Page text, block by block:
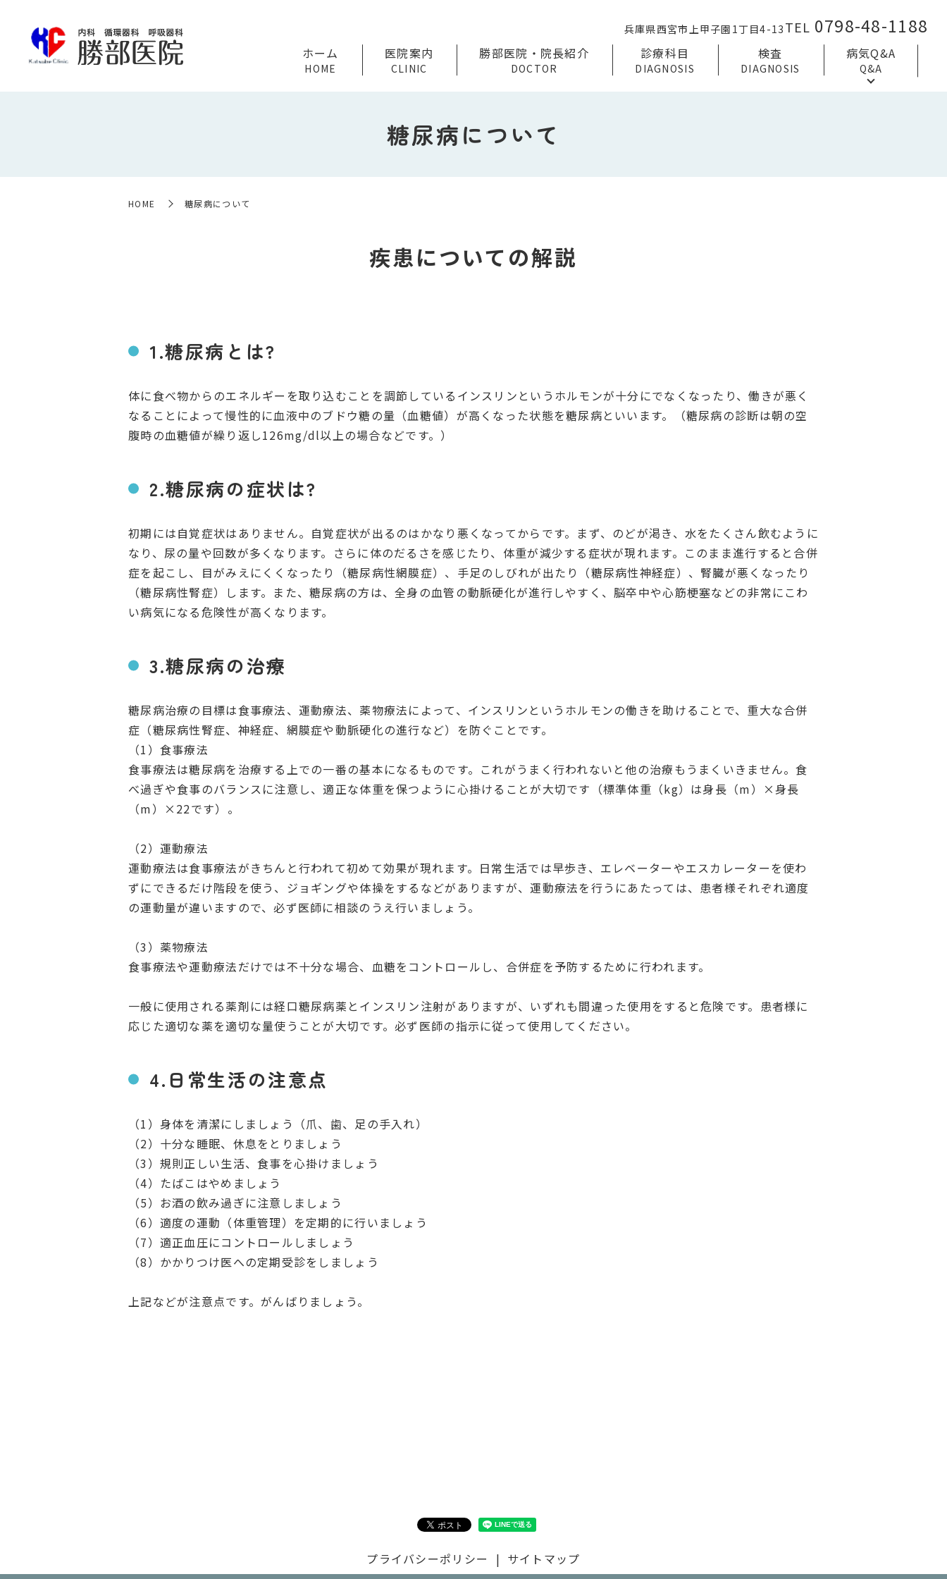
ホーム
HOME
医院案内
CLINIC
勝部医院・院長紹介
DOCTOR
診療科目
DIAGNOSIS
検査
DIAGNOSIS
病気Q&A
Q&A
兵庫県西宮市上甲子園1丁目4-13 TEL 0798-48-1188
糖尿病について
HOME 糖尿病について
疾患についての解説
1.糖尿病とは?
体に食べ物からのエネルギーを取り込むことを調節しているインスリンというホルモンが十分にでなくなったり、働きが悪く
なることによって慢性的に血液中のブドウ糖の量（血糖値）が高くなった状態を糖尿病といいます。（糖尿病の診断は朝の空
腹時の血糖値が繰り返し126mg/dl以上の場合などです。）
2.糖尿病の症状は?
初期には自覚症状はありません。自覚症状が出るのはかなり悪くなってからです。まず、のどが渇き、水をたくさん飲むように
なり、尿の量や回数が多くなります。さらに体のだるさを感じたり、体重が減少する症状が現れます。このまま進行すると合併
症を起こし、目がみえにくくなったり（糖尿病性網膜症）、手足のしびれが出たり（糖尿病性神経症）、腎臓が悪くなったり
（糖尿病性腎症）します。また、糖尿病の方は、全身の血管の動脈硬化が進行しやすく、脳卒中や心筋梗塞などの非常にこわ
い病気になる危険性が高くなります。
3.糖尿病の治療
糖尿病治療の目標は食事療法、運動療法、薬物療法によって、インスリンというホルモンの働きを助けることで、重大な合併
症（糖尿病性腎症、神経症、網膜症や動脈硬化の進行など）を防ぐことです。
（1）食事療法
食事療法は糖尿病を治療する上での一番の基本になるものです。これがうまく行われないと他の治療もうまくいきません。食
べ過ぎや食事のバランスに注意し、適正な体重を保つように心掛ける ことが大切です（標準体重（kg）は身長（m）×身長
（m）×22です）。
（2）運動療法
運動療法は食事療法がきちんと行われて初めて効果が現れます。日常生活では早歩き、エレベーターやエスカレーターを使わ
ずにできるだけ階段を使う、ジョギングや体操をするなどがありますが、運動療法を行うにあたっては、患者様それぞれ適度
の運動量が違いますので、必ず医師に相談のうえ行いましょう。
（3）薬物療法
食事療法や運動療法だけでは不十分な場合、血糖をコントロールし、合併症を予防するために行われます。
一般に使用される薬剤には経口糖尿病薬とインスリン注射がありますが、いずれも間違った使用をすると危険です。患者様に
応じた適切な薬を適切な量使うことが大切です。必ず医師の指示に従って使用してください。
4.日常生活の注意点
（1）身体を清潔にしましょう（爪、歯、足の手入れ）
（2）十分な睡眠、休息をとりましょう
（3）規則正しい生活、食事を心掛け ましょう
（4）たばこはやめましょう
（5）お酒の飲み過ぎに注意しましょう
（6）適度の運動（体重管理）を定期的に行いましょう
（7）適正血圧にコントロールしましょう
（8）かかりつけ医への定期受診をしましょう
上記などが注意点です。がんばりましょう。
プライバシーポリシー サイトマップ